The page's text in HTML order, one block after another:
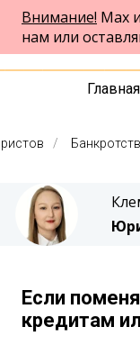
Внимание! Max
нам или
Главная
/
Если
кредитам